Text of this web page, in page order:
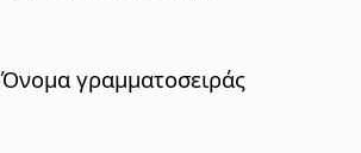
Όνομα γραμματοσειράς